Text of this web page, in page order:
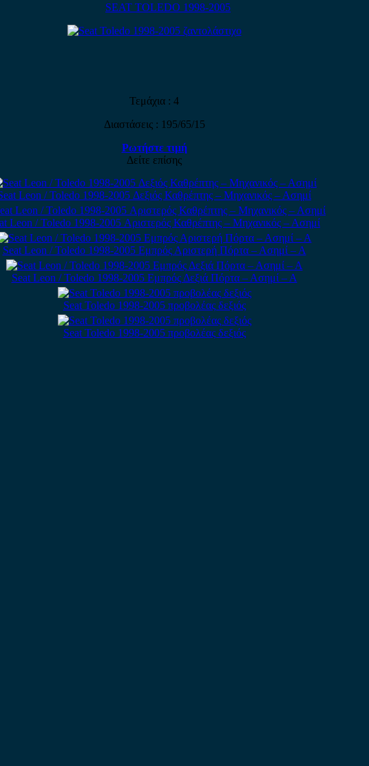
SEAT TOLEDO 1998-2005
Τεμάχια : 4
Διαστάσεις : 195/65/15
Ρωτήστε τιμή
Δείτε επίσης
Leon / Toledo 1998-2005 Δεξιός Καθρέπτης – Μηχανικός – Ασημί
Leon / Toledo 1998-2005 Αριστερός Καθρέπτης – Μηχανικός – Ασημί
Seat Leon / Toledo 1998-2005 Εμπρός Αριστερή Πόρτα – Ασημί – Α
Seat Leon / Toledo 1998-2005 Εμπρός Δεξιά Πόρτα – Ασημί – Α
Seat Toledo 1998-2005 προβολέας δεξιός
Seat Toledo 1998-2005 προβολέας δεξιός